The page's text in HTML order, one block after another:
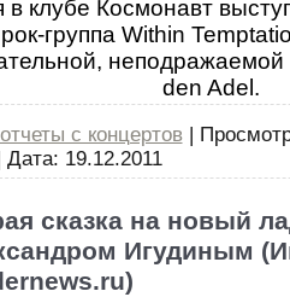
в клубе Космонавт
рок-группа Within
неподражаемой
den Adel.
с концертов|
Дата: 19.12.2011
сказка на новый
Игудиным